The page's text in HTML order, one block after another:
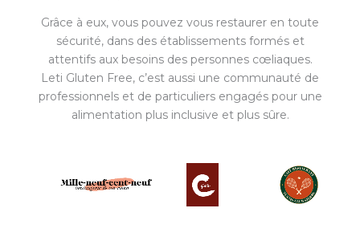
Grâce à eux, vous pouvez vous restaurer en toute
sécurité, dans des établissements formés et
attentifs aux besoins des personnes cœliaques.
Leti Gluten Free, c’est aussi une communauté de
professionnels et de particuliers engagés pour une
alimentation plus inclusive et plus sûre.